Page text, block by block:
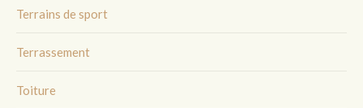
Terrains de sport
Terrassement
Toiture